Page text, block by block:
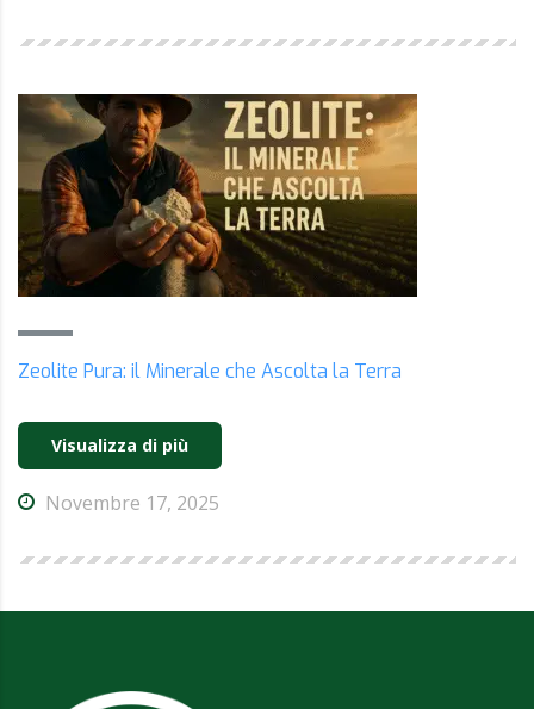
Zeolite Pura: il Minerale che Ascolta la Terra
Visualizza di più
Novembre 17, 2025